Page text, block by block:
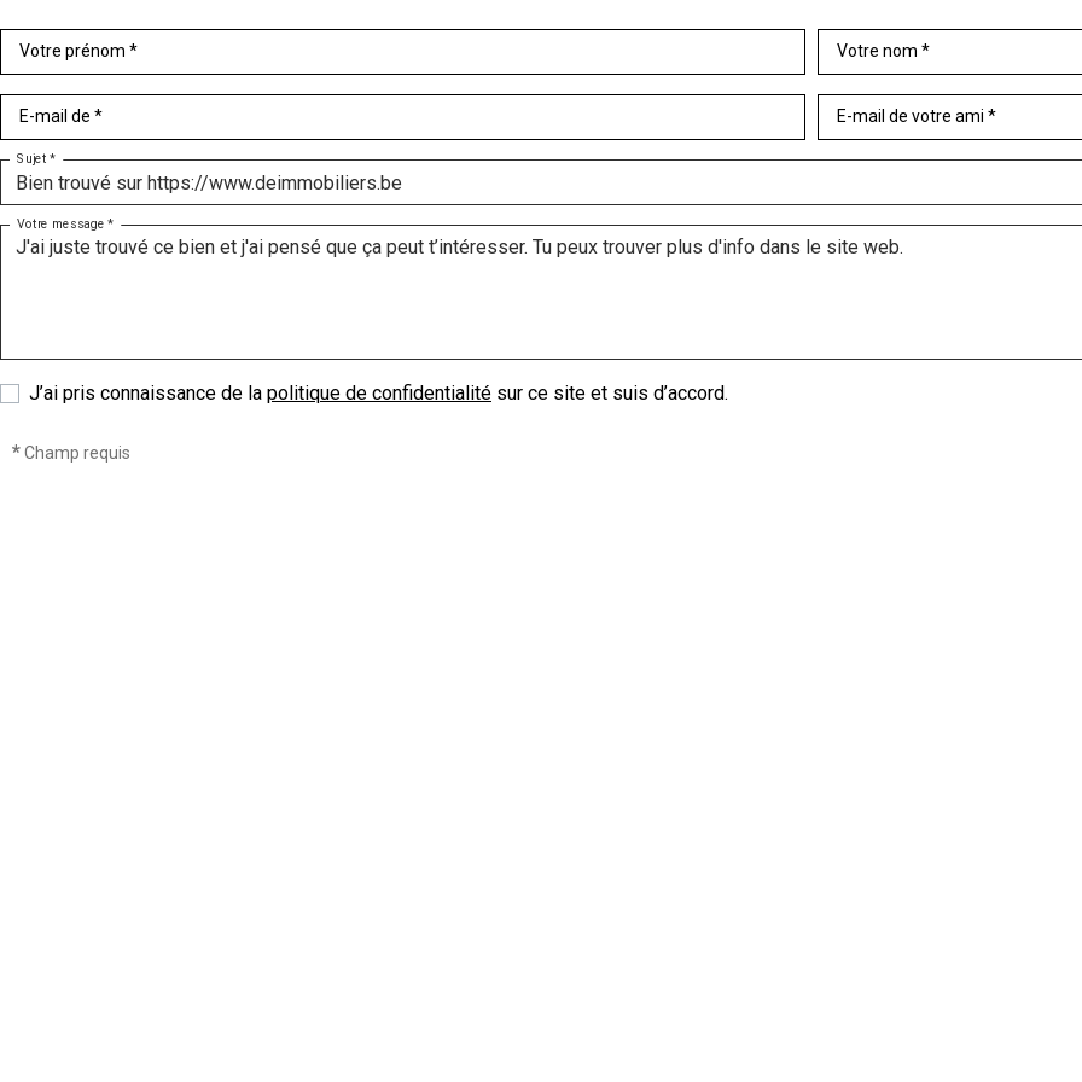
Votre prénom * Votre nom *
E-mail de * E-mail de votre ami *
Sujet *
Votre message *
J’ai pris connaissance de la politique de confidentialité sur ce site et suis d’accord.
*Champ requis